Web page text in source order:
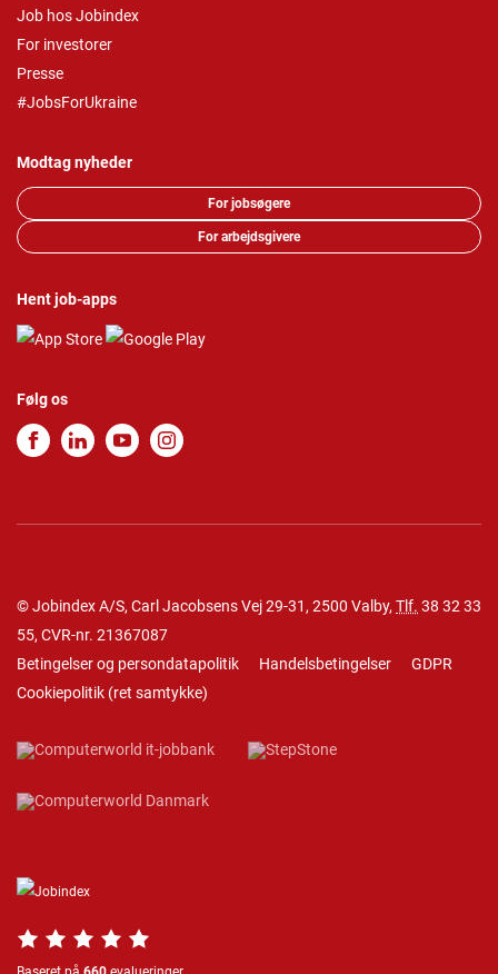
Job hos Jobindex
For investorer
Presse
#JobsForUkraine
Modtag nyheder
For jobsøgere
For arbejdsgivere
Hent job-apps
Følg os
© Jobindex A/S, Carl Jacobsens Vej 29-31, 2500 Valby, Tlf. 38 32 33
55, CVR-nr. 21367087
Betingelser og persondatapolitik
Handelsbetingelser
GDPR
Cookiepolitik (ret samtykke)